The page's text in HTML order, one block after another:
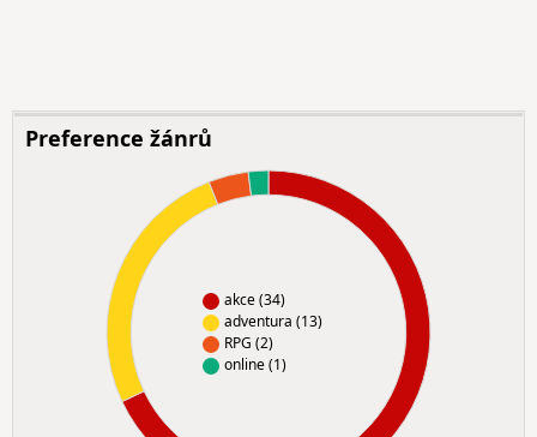
Preference žánrů
akce (34)
adventura (13)
RPG (2)
online (1)